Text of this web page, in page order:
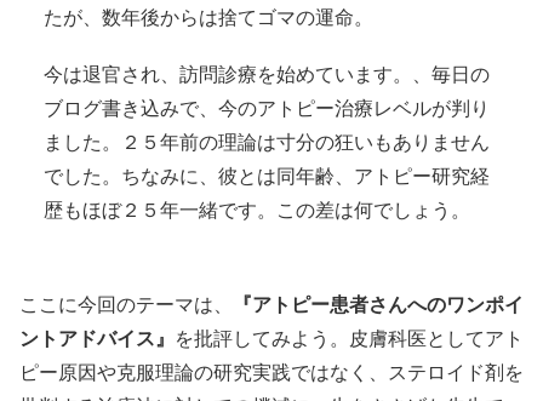
たが、数年後からは捨てゴマの運命。
今は退官され、訪問診療を始めています。、毎日の
ブログ書き込みで、今のアトピー治療レベルが判り
ました。２５年前の理論は寸分の狂いもありません
でした。ちなみに、彼とは同年齢、アトピー研究経
歴もほぼ２５年一緒です。この差は何でしょう。
ここに今回のテーマは、
『アトピー患者さんへのワンポイ
ントアドバイス』 を批評してみよう。皮膚科医としてアト
ピー原因や克服理論の研究実践ではなく、ステロイド剤を